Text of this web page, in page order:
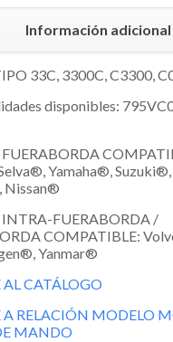
Información adicional
33C, 3300C, C3300,
disponibles:
Yamaha®,
Nissan®
FUERABORDA /
COMPATIBLE:
Yanmar®
AL CATÁLOGO
A RELACIÓN MODELO
MANDO